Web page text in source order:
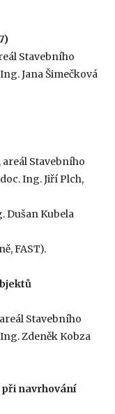
Stavebního
Jana Šimečková
areál Stavebního
Ing. Jiří Plch,
Dušan Kubela
FAST).
Stavebního
Zdeněk Kobza
navrhování